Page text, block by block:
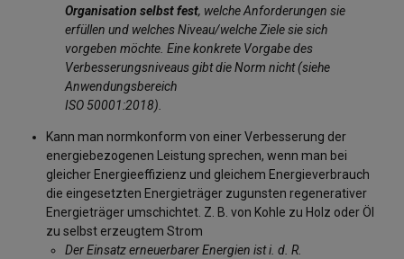
Organisation selbst fest, welche Anforderungen sie
erfüllen und welches Niveau/welche Ziele sie sich
vorgeben möchte. Eine konkrete Vorgabe des
Verbesserungsniveaus gibt die Norm nicht (siehe
Anwendungsbereich
ISO 50001:2018).
Kann man normkonform von einer Verbesserung der
energiebezogenen Leistung sprechen, wenn man bei
gleicher Energieeffizienz und gleichem Energieverbrauch
die eingesetzten Energieträger zugunsten regenerativer
Energieträger umschichtet. Z. B. von Kohle zu Holz oder Öl
zu selbst erzeugtem Strom
Der Einsatz erneuerbarer Energien ist i. d. R.